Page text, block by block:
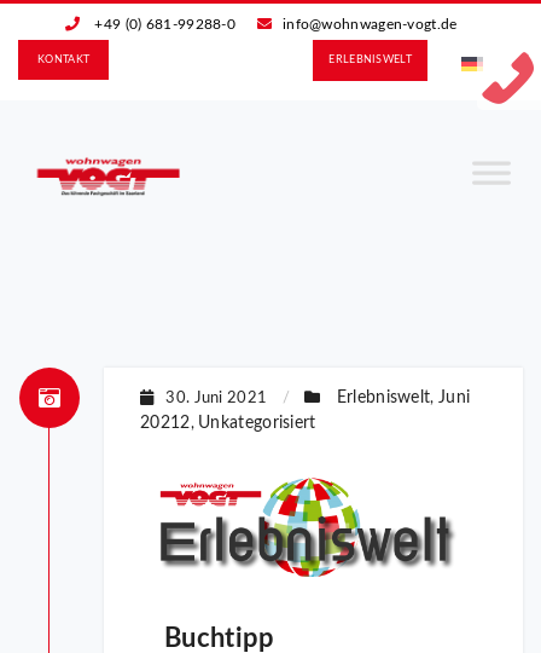
+49 (0) 681-99288-0 info@wohnwagen-vogt.de
ERLEBNIS­WELT
KONTAKT
30. Juni 2021 / Erlebniswelt, Juni
20212, Unkategorisiert
Buchtipp